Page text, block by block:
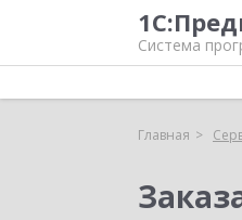
Система
Главная